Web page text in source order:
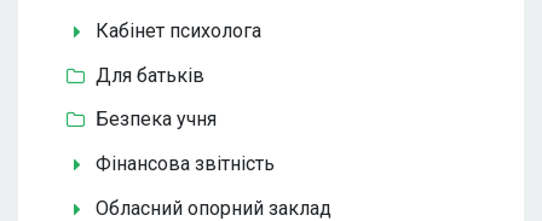
Кабінет психолога
Для батьків
Безпека учня
Фінансова звітність
Обласний опорний заклад